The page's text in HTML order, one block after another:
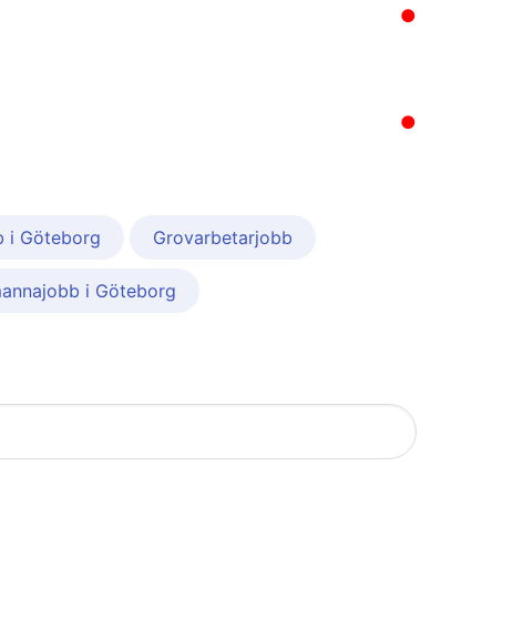
●
●
i Göteborg Grovarbetarjobb
i Göteborg